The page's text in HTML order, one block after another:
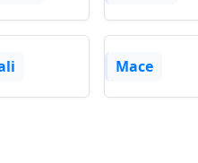
Mace